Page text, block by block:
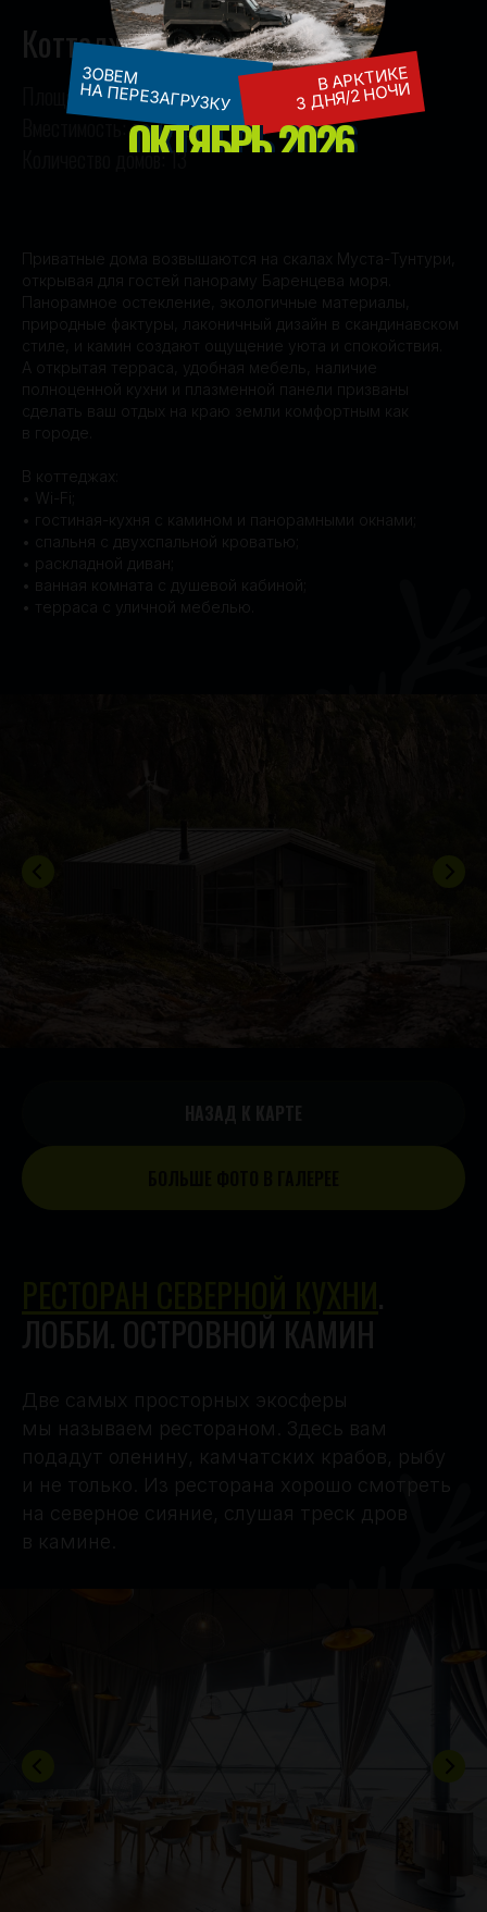
Коттедж
Площадь: 30 м²
Вместимость: до 4 гостей
Количество домов: 13
Приватные дома возвышаются на скалах Муста-Тунтури,
открывая для гостей панораму Баренцева моря.
Панорамное остекление, экологичные материалы,
природные фактуры, лаконичный дизайн в скандинавском
стиле, и камин создают ощущение уюта и спокойствия.
А открытая терраса, удобная мебель, наличие
полноценной кухни и плазменной панели призваны
сделать ваш отдых на краю земли комфортным как
в городе.
В коттеджах:
• Wi-Fi;
• гостиная-кухня с камином и панорамными окнами;
• спальня с двухспальной кроватью;
• раскладной диван;
• ванная комната с душевой кабиной;
• терраса с уличной мебелью.
.
ЛОББИ. ОСТРОВНОЙ КАМИН
Две самых просторных экосферы
мы называем рестораном. Здесь вам
подадут оленину, камчатских крабов, рыбу
и не только. Из ресторана хорошо смотреть
на северное сияние, слушая треск дров
в камине.
ЗОВЕМ
НА ПЕРЕЗАГРУЗКУ
В АРКТИКЕ
3 ДНЯ/2 НОЧИ
ОКТЯБРЬ 2026